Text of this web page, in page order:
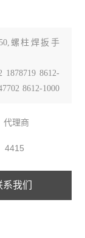
螺柱焊扳手
8612-
8612-1000
代理商
4415
系我们